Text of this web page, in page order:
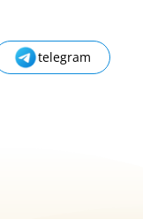
telegram